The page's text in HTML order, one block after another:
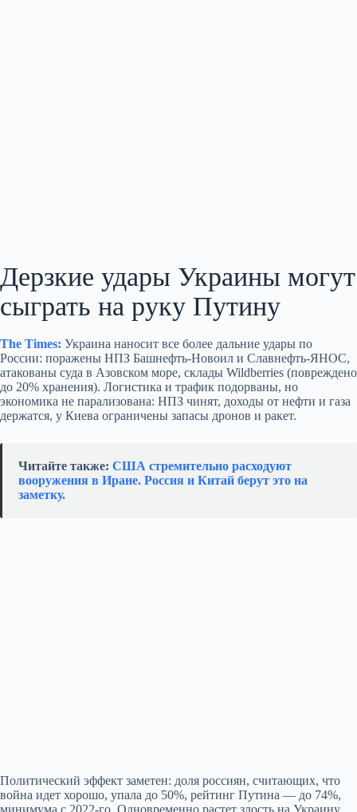
Дерзкие удары Украины могут
сыграть на руку Путину
The Times: Украина наносит все более дальние удары по
России: поражены НПЗ Башнефть‑Новоил и Славнефть‑ЯНОС,
атакованы суда в Азовском море, склады Wildberries (повреждено
до 20% хранения). Логистика и трафик подорваны, но
экономика не парализована: НПЗ чинят, доходы от нефти и газа
держатся, у Киева ограничены запасы дронов и ракет.
Читайте также: США стремительно расходуют
вооружения в Иране. Россия и Китай берут это на
заметку.
Политический эффект заметен: доля россиян, считающих, что
война идет хорошо, упала до 50%, рейтинг Путина — до 74%,
минимума с 2022‑го. Одновременно растет злость на Украину